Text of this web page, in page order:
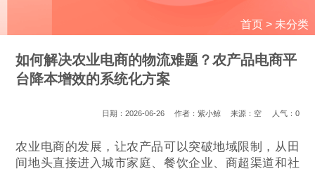
首页> 未分类
如何解决农业电商的物流难题？农产品电商平
台降本增效的系统化方案
日期：2026-06-26 作者：紫小鲸 来源：空 人气： 0
农业电商的发展，让农产品可以突破地域限制，从田
间地头直接进入城市家庭、餐饮企业、商超渠道和社